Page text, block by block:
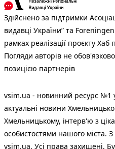
Здійснено за підтримки
видавці України” та
рамках реалізації проєкту
Погляди авторів не
позицією партнерів
vsim.ua - новинний ресурс №1
актуальні новини
Хмельницькому, інтерв'ю з
особистостями нашого міста.
vsim.ua. Усі права захищені.